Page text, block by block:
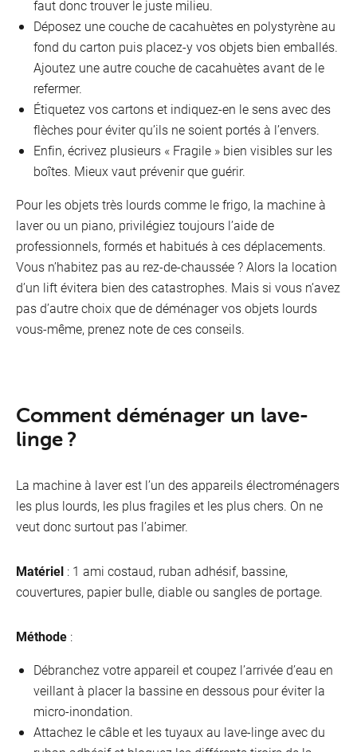
faut donc trouver le juste milieu.
Déposez une couche de cacahuètes en polystyrène au
fond du carton puis placez-y vos objets bien emballés.
Ajoutez une autre couche de cacahuètes avant de le
refermer.
Étiquetez vos cartons et indiquez-en le sens avec des
flèches pour éviter qu’ils ne soient portés à l’envers.
Enfin, écrivez plusieurs « Fragile » bien visibles sur les
boîtes. Mieux vaut prévenir que guérir.
Pour les objets très lourds comme le frigo, la machine à
laver ou un piano, privilégiez toujours l’aide de
professionnels, formés et habitués à ces déplacements.
Vous n’habitez pas au rez-de-chaussée ? Alors la location
d’un lift évitera bien des catastrophes. Mais si vous n’avez
pas d’autre choix que de déménager vos objets lourds
vous-même, prenez note de ces conseils.
Comment déménager un lave-
linge ?
La machine à laver est l’un des appareils électroménagers
les plus lourds, les plus fragiles et les plus chers. On ne
veut donc surtout pas l’abimer.
Matériel : 1 ami costaud, ruban adhésif, bassine,
couvertures, papier bulle, diable ou sangles de portage.
Méthode :
Débranchez votre appareil et coupez l’arrivée d’eau en
veillant à placer la bassine en dessous pour éviter la
micro-inondation.
Attachez le câble et les tuyaux au lave-linge avec du